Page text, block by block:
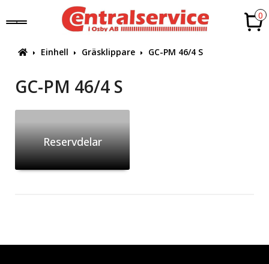
0
Einhell Gräsklippare GC-PM 46/4 S
GC-PM 46/4 S
Reservdelar